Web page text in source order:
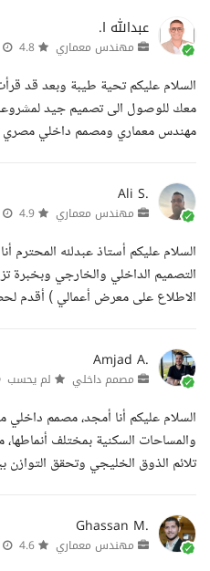
عبدالله ا.
مهندس معماري
السلام عليكم تحية طيبة وبعد قد
معك للوصول الى تصميم جيد لمشروعك
مهندس معماري ومصمم داخلي مصري
Ali S.
مهندس معماري
السلام عليكم أستاذ عبدلله
الاطلاع على معرض أعمالي ) أقدم
Amjad A.
مصمم داخلي لم يحسب
السلام عليكم أنا أمجد، مصمم
والمساحات السكنية بمختلف
تلائم الذوق الخليجي وتحقق التوازن
Ghassan M.
مهندس معماري